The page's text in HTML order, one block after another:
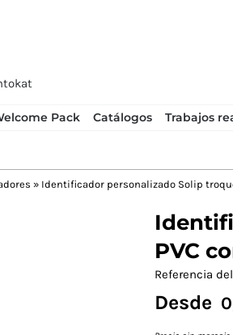
Pack Catálogos Trabajos
» Identificador personalizado Solip
PVC
Referencia
Desde